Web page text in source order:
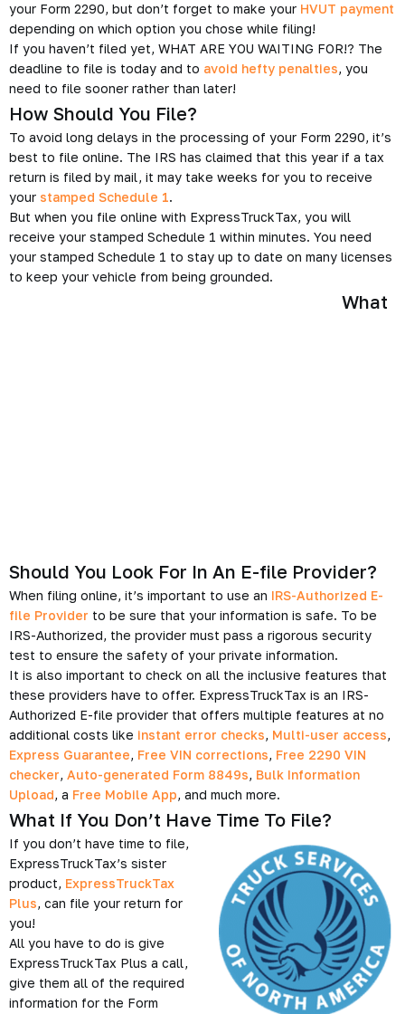
your Form 2290, but don’t forget to make your HVUT payment
depending on which option you chose while filing!
If you haven’t filed yet, WHAT ARE YOU WAITING FOR!? The
deadline to file is today and to avoid hefty penalties, you
need to file sooner rather than later!
How Should You File?
To avoid long delays in the processing of your Form 2290, it’s
best to file online. The IRS has claimed that this year if a tax
return is filed by mail, it may take weeks for you to receive
your stamped Schedule 1.
But when you file online with ExpressTruckTax, you will
receive your stamped Schedule 1 within minutes. You need
your stamped Schedule 1 to stay up to date on many licenses
to keep your vehicle from being grounded.
What
Should You Look For In An E-file Provider?
When filing online, it’s important to use an IRS-Authorized E-
file Provider to be sure that your information is safe. To be
IRS-Authorized, the provider must pass a rigorous security
test to ensure the safety of your private information.
It is also important to check on all the inclusive features that
these providers have to offer. ExpressTruckTax is an IRS-
Authorized E-file provider that offers multiple features at no
additional costs like instant error checks, Multi-user access,
Express Guarantee, Free VIN corrections, Free 2290 VIN
checker, Auto-generated Form 8849s, Bulk Information
Upload, a Free Mobile App, and much more.
What If You Don’t Have Time To File?
If you don’t have time to file,
ExpressTruckTax’s sister
product, ExpressTruckTax
Plus, can file your return for
you!
All you have to do is give
ExpressTruckTax Plus a call,
give them all of the required
information for the Form